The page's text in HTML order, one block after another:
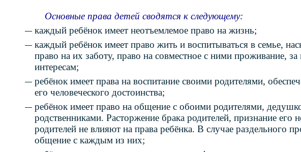
Основные права детей сводятся к следующему:
каждый ребёнок имеет неотъемлемое право на жизнь;
каждый ребёнок имеет право жить и воспитываться в семье,
право на их заботу, право на совместное с ними проживание,
интересам;
ребёнок имеет права на воспитание своими родителями,
его человеческого достоинства;
ребёнок имеет право на общение с обоими родителями,
родственниками. Расторжение брака родителей, признание его
родителей не влияют на права ребёнка. В случае раздельного
общение с каждым из них;